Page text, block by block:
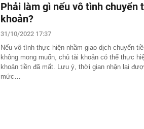
Phải làm gì nếu vô tình chuyển
khoản?
31/10/2022 17:37
Nếu vô tình thực hiện nhầm giao dịch chuyển
không mong muốn, chủ tài khoản có thể thực
khoản tiền đã mất. Lưu ý, thời gian nhận lại
mức…